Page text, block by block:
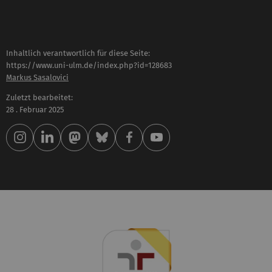
Inhaltlich verantwortlich für diese Seite:
https://www.uni-ulm.de/index.php?id=128683
Markus Sasalovici
Zuletzt bearbeitet:
28 . Februar 2025